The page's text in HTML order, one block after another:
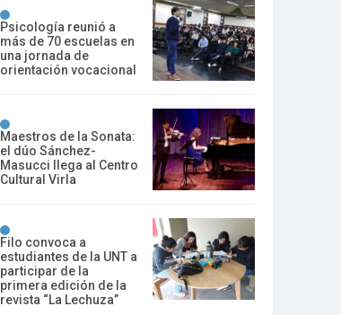
Psicología reunió a
más de 70 escuelas en
una jornada de
orientación vocacional
Maestros de la Sonata:
el dúo Sánchez-
Masucci llega al Centro
Cultural Virla
Filo convoca a
estudiantes de la UNT a
participar de la
primera edición de la
revista “La Lechuza”